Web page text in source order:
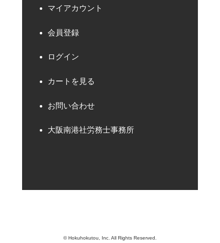
マイアカウント
会員登録
ログイン
カートを見る
お問い合わせ
大阪南港社労務士事務所
© Hokuhokutou, Inc. All Rights Reserved.